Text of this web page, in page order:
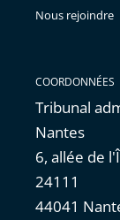
Nous rejoindre
COORDONNÉES
Tribunal
Nantes
6, allée de
24111
44041